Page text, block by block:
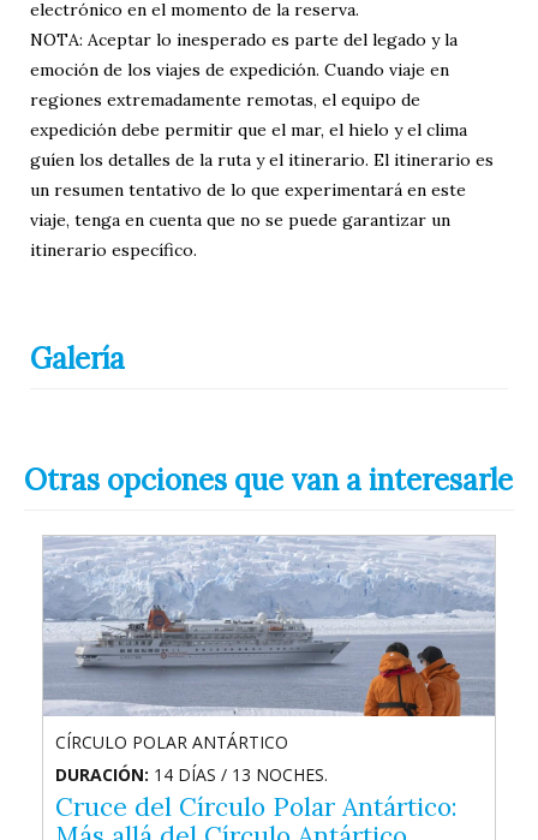
electrónico en el momento de la reserva.
NOTA: Aceptar lo inesperado es parte del legado y la
emoción de los viajes de expedición. Cuando viaje en
regiones extremadamente remotas, el equipo de
expedición debe permitir que el mar, el hielo y el clima
guíen los detalles de la ruta y el itinerario. El itinerario es
un resumen tentativo de lo que experimentará en este
viaje, tenga en cuenta que no se puede garantizar un
itinerario específico.
Galería
Otras opciones que van a interesarle
CÍRCULO POLAR ANTÁRTICO
DURACIÓN: 14 DÍAS / 13 NOCHES.
Cruce del Círculo Polar Antártico: